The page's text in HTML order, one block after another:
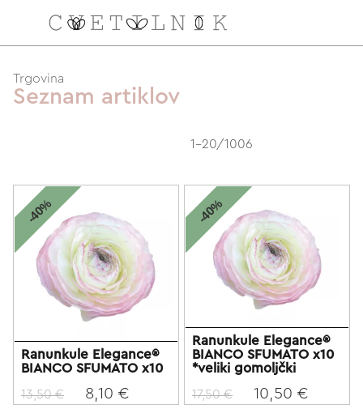
Trgovina
Seznam artiklov
1-20/1006
-40%
Ranunkule Elegance®
BIANCO SFUMATO x10
13,50 € 8,10 €
-40%
Ranunkule Elegance®
BIANCO SFUMATO x10
*veliki gomoljčki
17,50 € 10,50 €